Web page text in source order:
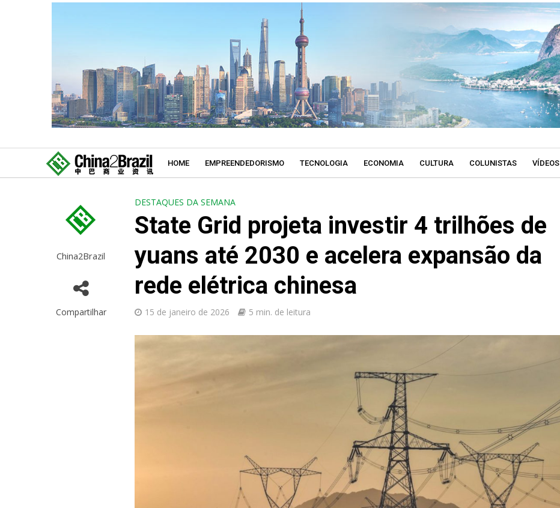
HOME EMPREENDEDORISMO TECNOLOGIA ECONOMIA CULTURA COLUNISTAS VÍDEOS
China2Brazil
Compartilhar
DESTAQUES DA SEMANA
State Grid projeta investir 4 trilhões de
yuans até 2030 e acelera expansão da
rede elétrica chinesa
15 de janeiro de 2026 5 min. de leitura